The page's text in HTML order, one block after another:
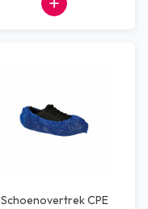
Schoenovertrek CPE